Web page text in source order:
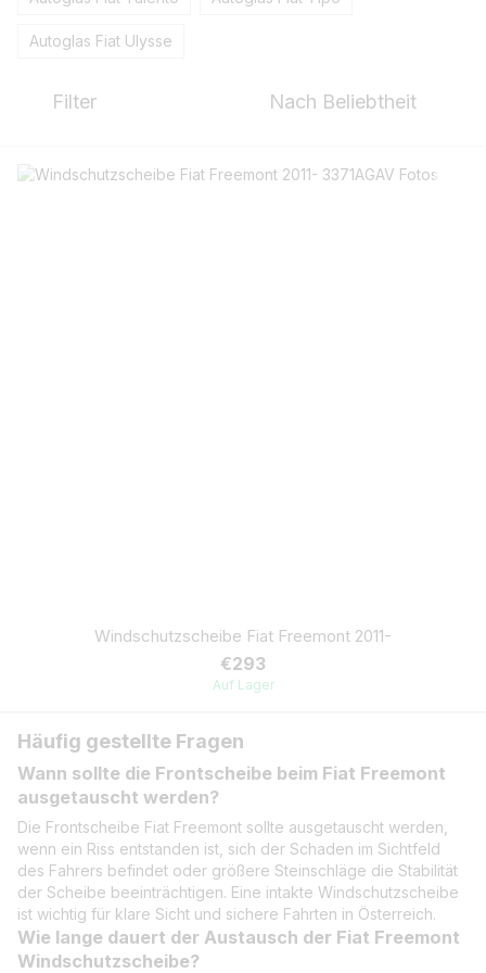
Autoglas Fiat Ulysse
Filter Nach Beliebtheit
Windschutzscheibe Fiat Freemont 2011-
€293
Auf Lager
Häufig gestellte Fragen
Wann sollte die Frontscheibe beim Fiat Freemont
ausgetauscht werden?
Die Frontscheibe Fiat Freemont sollte ausgetauscht werden,
wenn ein Riss entstanden ist, sich der Schaden im Sichtfeld
des Fahrers befindet oder größere Steinschläge die Stabilität
der Scheibe beeinträchtigen. Eine intakte Windschutzscheibe
ist wichtig für klare Sicht und sichere Fahrten in Österreich.
Wie lange dauert der Austausch der Fiat Freemont
Windschutzscheibe?